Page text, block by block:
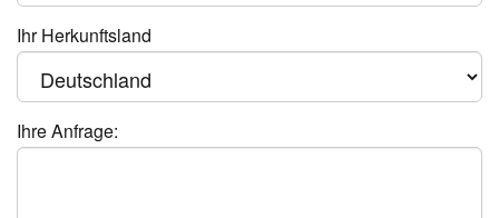
Ihr Herkunftsland
Ihre Anfrage: